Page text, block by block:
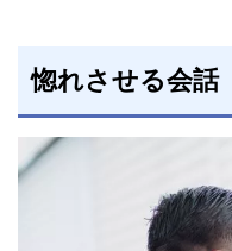
惚れさせる会話